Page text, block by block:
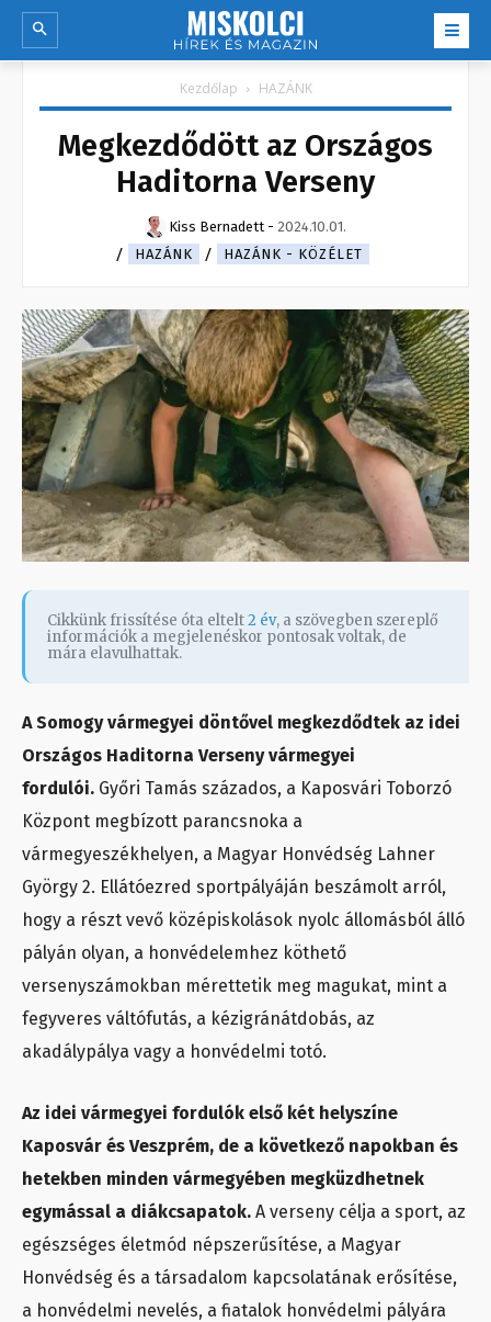
Kezdőlap HAZÁNK
Megkezdődött az Országos
Haditorna Verseny
Kiss Bernadett - 2024.10.01.
HAZÁNK
HAZÁNK - KÖZÉLET
Cikkünk frissítése óta eltelt2 év, a szövegben szereplő
információk a megjelenéskor pontosak voltak, de
mára elavulhattak.
A Somogy vármegyei döntővel megkezdődtek az idei
Országos Haditorna Verseny vármegyei
fordulói. Győri Tamás százados, a Kaposvári Toborzó
Központ megbízott parancsnoka a
vármegyeszékhelyen, a Magyar Honvédség Lahner
György 2. Ellátóezred sportpályáján beszámolt arról,
hogy a részt vevő középiskolások nyolc állomásból álló
pályán olyan, a honvédelemhez köthető
versenyszámokban mérettetik meg magukat, mint a
fegyveres váltófutás, a kézigránátdobás, az
akadálypálya vagy a honvédelmi totó.
Az idei vármegyei fordulók első két helyszíne
Kaposvár és Veszprém, de a következő napokban és
hetekben minden vármegyében megküzdhetnek
egymással a diákcsapatok. A verseny célja a sport, az
egészséges életmód népszerűsítése, a Magyar
Honvédség és a társadalom kapcsolatának erősítése,
a honvédelmi nevelés, a fiatalok honvédelmi pályára